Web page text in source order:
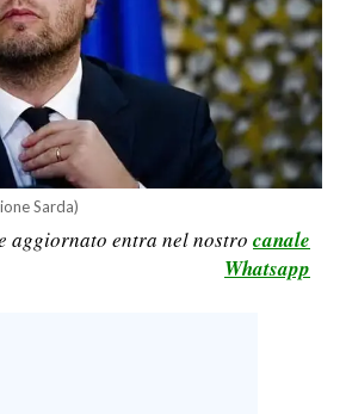
Sarda)
aggiornato entra nel nostro canale
Whatsapp